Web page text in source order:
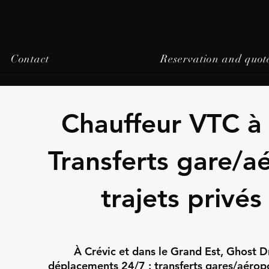
Contact Reservation and
Chauffeur VTC
Transferts gare/
trajets
À Crévic et dans le Grand Est, Ghost
déplacements 24/7 : transferts gares/